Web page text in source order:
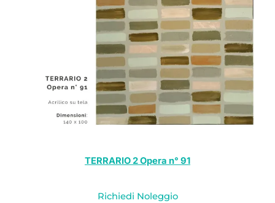
TERRARIO 2 Opera n° 91
Richiedi Noleggio